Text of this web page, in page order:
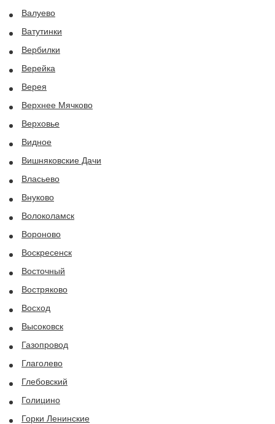
Валуево
Ватутинки
Вербилки
Верейка
Верея
Верхнее Мячково
Верховье
Видное
Вишняковские Дачи
Власьево
Внуково
Волоколамск
Вороново
Воскресенск
Восточный
Востряково
Восход
Высоковск
Газопровод
Глаголево
Глебовский
Голицино
Горки Ленинские